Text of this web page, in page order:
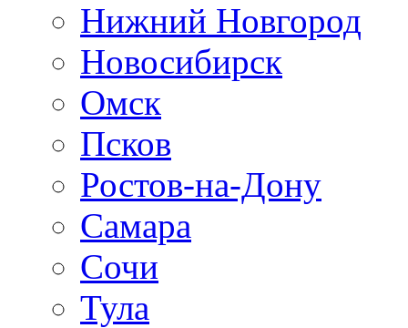
Нижний Новгород
Новосибирск
Омск
Псков
Ростов-на-Дону
Самара
Сочи
Тула